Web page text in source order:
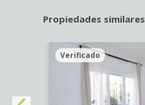
Propiedades similares
Verificado